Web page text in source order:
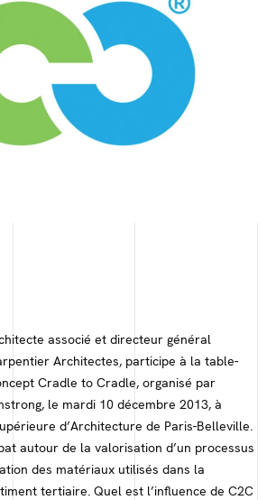
associé et directeur général
Architectes, participe à la table-
Cradle to Cradle, organisé par
le mardi 10 décembre 2013, à
d’Architecture de Paris-Belleville.
autour de la valorisation d’un processus
des matériaux utilisés dans la
tertiaire. Quel est l’influence de C2C